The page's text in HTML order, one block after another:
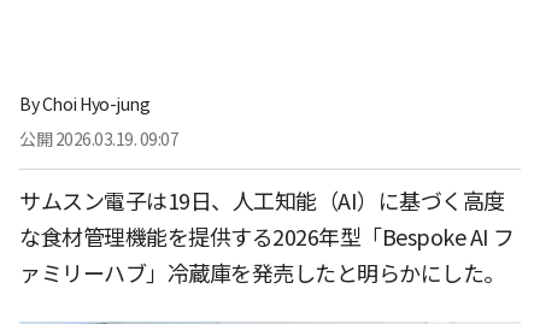
ByChoi Hyo-jung
公開 2026.03.19. 09:07
サムスン電子は19日、人工知能（AI）に基づく高度
な食材管理機能を提供する2026年型「Bespoke AI フ
ァミリーハブ」冷蔵庫を発売したと明らかにした。